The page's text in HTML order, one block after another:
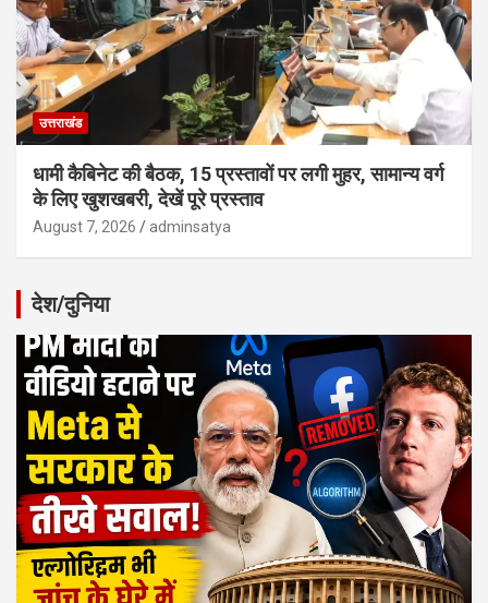
उत्तराखंड
धामी कैबिनेट की बैठक, 15 प्रस्तावों पर लगी मुहर, सामान्य वर्ग
के लिए खुशखबरी, देखें पूरे प्रस्ताव
August 7, 2026 adminsatya
देश/दुनिया